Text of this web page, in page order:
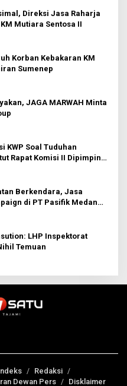
Direksi Jasa Raharja
Mutiara Sentosa II
Korban Kebakaran KM
Sumenep
JAGA MARWAH Minta
KWP Soal Tuduhan
Rapat Komisi II Dipimpin
Berkendara, Jasa
di PT Pasifik Medan
LHP Inspektorat
Temuan
Redaksi
Dewan Pers Disklaimer